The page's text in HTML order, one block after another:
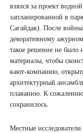
взялся за проект
запланированной в
Сагайдак). После войны
декоративному
такое решение не было
материалы, чтобы
кают-компанию,
архитектурный
плаванию. К
сохранилось.
Местные